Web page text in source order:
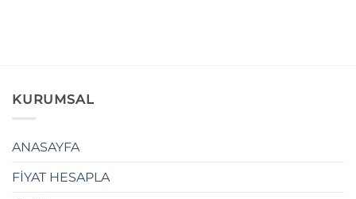
KURUMSAL
ANASAYFA
FİYAT HESAPLA